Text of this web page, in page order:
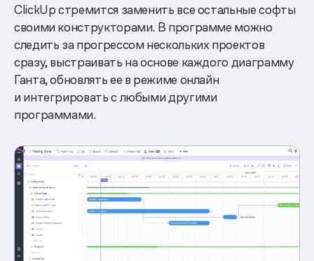
ClickUp стремится заменить все остальные софты
своими конструкторами. В программе можно
следить за прогрессом нескольких проектов
сразу, выстраивать на основе каждого диаграмму
Ганта, обновлять ее в режиме онлайн
и интегрировать с любыми другими
программами.